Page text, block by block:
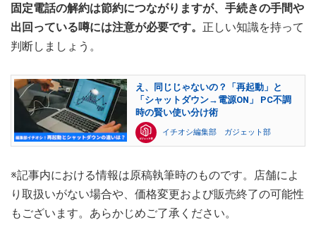
固定電話の解約は節約につながりますが、手続きの手間や
出回っている噂には注意が必要です。 正しい知識を持って
判断しましょう。
え、同じじゃないの？「再起動」と
「シャットダウン→電源ON」 PC不調
時の賢い使い分け術
イチオシ編集部 ガジェット部
※記事内における情報は原稿執筆時のものです。店舗によ
り取扱いがない場合や、価格変更および販売終了の可能性
もございます。あらかじめご了承ください。